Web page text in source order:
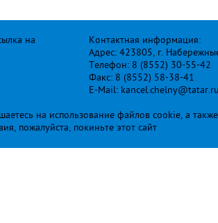
на
Контактная информация:
Адрес: 423805, г.
Телефон: 8 (8552) 30-55-42
Факс: 8 (8552) 58-38-41
E-Mail: kancel.chelny@tatar.ru
на использование файлов cookie, а
пожалуйста, покиньте этот сайт